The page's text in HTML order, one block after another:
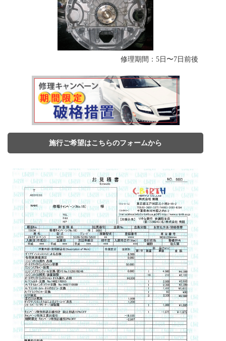
修理期間：5日〜7日前後
施行ご希望はこちらのフォームから